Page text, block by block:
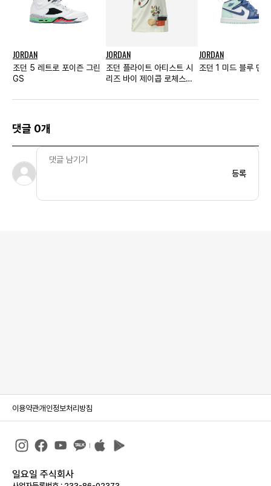
JORDAN
조던 5 레트로 포이즌 그린
GS
JORDAN
조던 플라이트 아티스트 시
리즈 바이 제이콥 로체스터
일 - US/EU
JORDAN
조던 1 미드 블루 민
댓글 0개
등록
이용약관개인정보처리방침
일요일 주식회사